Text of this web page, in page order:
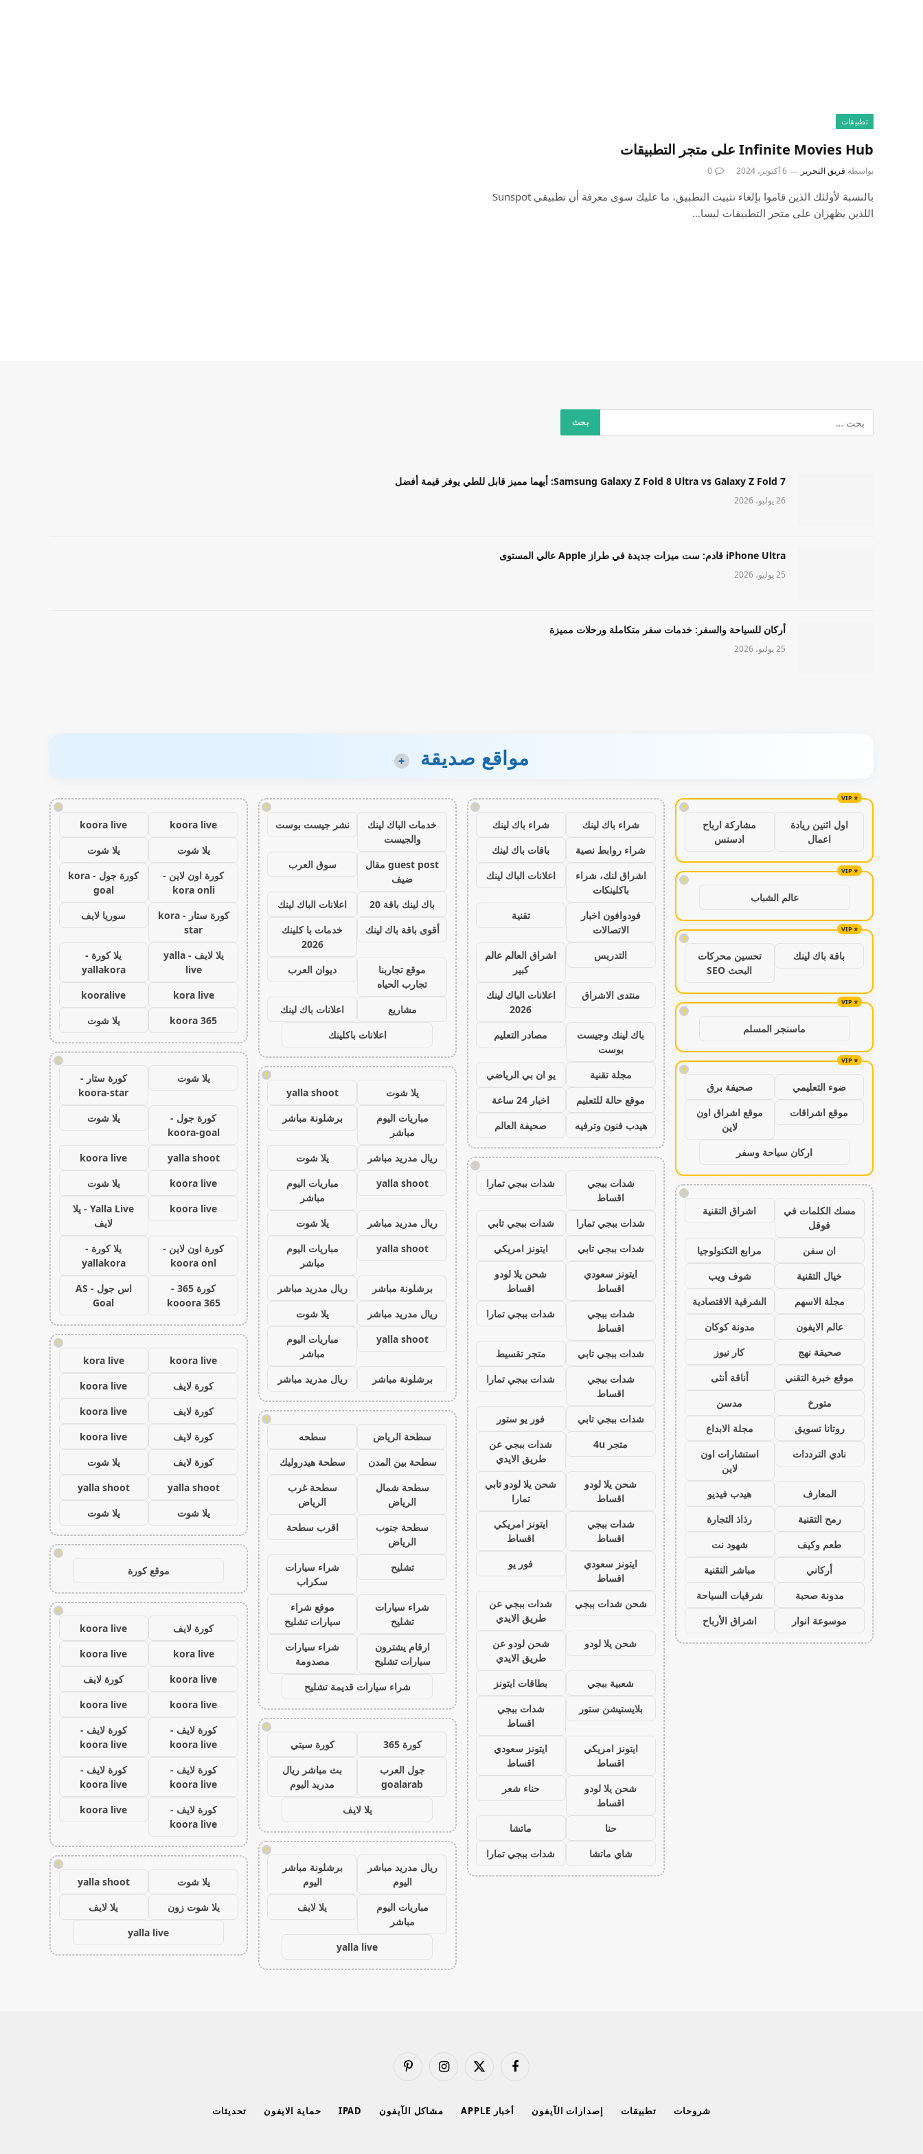
تطبيقات
Infinite Movies Hub على متجر التطبيقات
بواسطة فريق التحرير 6 أكتوبر، 2024 0
بالنسبة لأولئك الذين قاموا بإلغاء تثبيت التطبيق، ما عليك سوى معرفة أن تطبيقي Sunspot
اللذين يظهران على متجر التطبيقات ليسا…
Samsung Galaxy Z Fold 8 Ultra vs Galaxy Z Fold 7: أيهما مميز قابل للطي يوفر قيمة أفضل
26 يوليو، 2026
iPhone Ultra قادم: ست ميزات جديدة في طراز Apple عالي المستوى
25 يوليو، 2026
أركان للسياحة والسفر: خدمات سفر متكاملة ورحلات مميزة
25 يوليو، 2026
مواقع صديقة +
!
اول اثنين ريادة
اعمال
مشاركة ارباح
ادسنس
!
عالم الشباب
!
باقة باك لينك
تحسين محركات
البحث SEO
!
ماسنجر المسلم
!
ضوء التعليمي
صحيفة برق
موقع اشراقات
موقع اشراق اون
لاين
اركان سياحة وسفر
!
مسك الكلمات في
قوقل
اشراق التقنية
ان سفن
مرابع التكنولوجيا
خيال التقنية
شوف ويب
مجلة الاسهم
الشرقية الاقتصادية
عالم الايفون
مدونة كوكان
صحيفة نهج
كار نيوز
موقع خبرة التقني
أناقة أنثى
متورخ
مدسن
روتانا تسويق
مجلة الابداع
نادي الترددات
استشارات اون
لاين
المعارف
هيدب فيديو
رمح التقنية
رذاذ التجارة
طعم وكيف
شهود نت
أركاني
مباشر التقنية
مدونة صحبة
شرقيات السياحة
موسوعة انوار
اشراق الأرباح
!
شراء باك لينك
شراء باك لينك
شراء روابط نصية
باقات باك لينك
اشراق لنك، شراء
باكلينكات
اعلانات الباك لينك
فودوافون اخبار
الاتصالات
تقنية
التدريس
اشراق العالم عالم
كبير
منتدى الاشراق
اعلانات الباك لينك
2026
باك لينك وجيست
بوست
مصادر التعليم
مجلة تقنية
يو ان بي الرياضي
موقع حالة للتعليم
اخبار 24 ساعة
هيدب فنون وترفيه
صحيفة العالم
!
شدات ببجي
اقساط
شدات ببجي تمارا
شدات ببجي تمارا
شدات ببجي تابي
شدات ببجي تابي
ايتونز امريكي
ايتونز سعودي
اقساط
شحن يلا لودو
اقساط
شدات ببجي
اقساط
شدات ببجي تمارا
شدات ببجي تابي
متجر تقسيط
شدات ببجي
اقساط
شدات ببجي تمارا
شدات ببجي تابي
فور يو ستور
متجر 4u
شدات ببجي عن
طريق الايدي
شحن يلا لودو
اقساط
شحن يلا لودو تابي
تمارا
شدات ببجي
اقساط
ايتونز امريكي
اقساط
ايتونز سعودي
اقساط
فور يو
شحن شدات ببجي
شدات ببجي عن
طريق الايدي
شحن يلا لودو
شحن لودو عن
طريق الايدي
شعبية ببجي
بطاقات ايتونز
بلايستيشن ستور
شدات ببجي
اقساط
ايتونز امريكي
اقساط
ايتونز سعودي
اقساط
شحن يلا لودو
اقساط
حناء شعر
حنا
ماتشا
شاي ماتشا
شدات ببجي تمارا
!
خدمات الباك لينك
والجيست
نشر جيست بوست
guest post مقال
ضيف
سوق العرب
باك لينك باقة 20
اعلانات الباك لينك
أقوى باقة باك لينك
خدمات با كلينك
2026
موقع تجاربنا
تجارب الحياه
ديوان العرب
مشاريع
اعلانات باك لينك
اعلانات باكلينك
!
يلا شوت
yalla shoot
مباريات اليوم
مباشر
برشلونة مباشر
ريال مدريد مباشر
يلا شوت
yalla shoot
مباريات اليوم
مباشر
ريال مدريد مباشر
يلا شوت
yalla shoot
مباريات اليوم
مباشر
برشلونة مباشر
ريال مدريد مباشر
ريال مدريد مباشر
يلا شوت
yalla shoot
مباريات اليوم
مباشر
برشلونة مباشر
ريال مدريد مباشر
!
سطحة الرياض
سطحه
سطحة بين المدن
سطحة هيدروليك
سطحة شمال
الرياض
سطحة غرب
الرياض
سطحة جنوب
الرياض
اقرب سطحة
تشليح
شراء سيارات
سكراب
شراء سيارات
تشليح
موقع شراء
سيارات تشليح
ارقام يشترون
سيارات تشليح
شراء سيارات
مصدومة
شراء سيارات قديمة تشليح
!
كورة 365
كورة سيتي
جول العرب
goalarab
بث مباشر ريال
مدريد اليوم
يلا لايف
!
ريال مدريد مباشر
اليوم
برشلونة مباشر
اليوم
مباريات اليوم
مباشر
يلا لايف
yalla live
!
koora live
koora live
يلا شوت
يلا شوت
كورة اون لاين -
kora onli
كورة جول - kora
goal
كورة ستار - kora
star
سوريا لايف
يلا لايف - yalla
live
يلا كورة -
yallakora
kora live
kooralive
koora 365
يلا شوت
!
يلا شوت
كورة ستار -
koora-star
كورة جول -
koora-goal
يلا شوت
yalla shoot
koora live
koora live
يلا شوت
koora live
Yalla Live - يلا
لايف
كورة اون لاين -
koora onl
يلا كورة -
yallakora
كورة 365 -
kooora 365
اس جول - AS
Goal
!
koora live
kora live
كورة لايف
koora live
كورة لايف
koora live
كورة لايف
koora live
كورة لايف
يلا شوت
yalla shoot
yalla shoot
يلا شوت
يلا شوت
!
موقع كورة
!
كورة لايف
koora live
kora live
koora live
koora live
كورة لايف
koora live
koora live
كورة لايف -
koora live
كورة لايف -
koora live
كورة لايف -
koora live
كورة لايف -
koora live
كورة لايف -
koora live
koora live
!
يلا شوت
yalla shoot
يلا شوت زون
يلا لايف
yalla live
فيسبوك
X
الانستغرامبينتيريست
شروحات تطبيقات إصدارات الآيفون أخبار APPLE مشاكل الآيفون IPAD حماية الايفون تحديثات